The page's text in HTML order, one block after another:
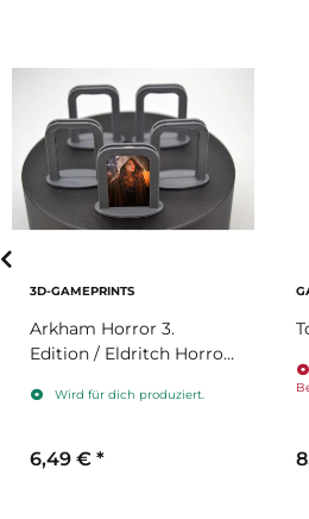
3D-GAMEPRINTS
Arkham Horror 3.
Edition / Eldritch Horror
StückWird für dich produziert.
6,49 € *